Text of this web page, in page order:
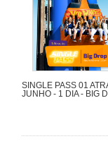
SINGLE PASS 01
JUNHO - 1 DIA - BIG